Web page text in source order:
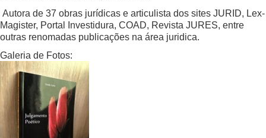
Autora de 37 obras jurídicas e articulista dos sites JURID, Lex-
Magister, Portal Investidura, COAD, Revista JURES, entre
outras renomadas publicações na área juridica.
Galeria de Fotos: